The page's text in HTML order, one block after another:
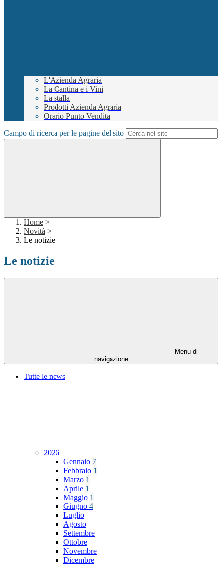
L'Azienda Agraria
La Cantina e i Vini
La stalla
Prodotti Azienda Agraria
Orario Punto Vendita
Campo di ricerca per le pagine del sito
Home >
Novità >
Le notizie
Le notizie
Menu di
navigazione
Tutte le news
2026
Gennaio 7
Febbraio 1
Marzo 1
Aprile 1
Maggio 1
Giugno 4
Luglio
Agosto
Settembre
Ottobre
Novembre
Dicembre